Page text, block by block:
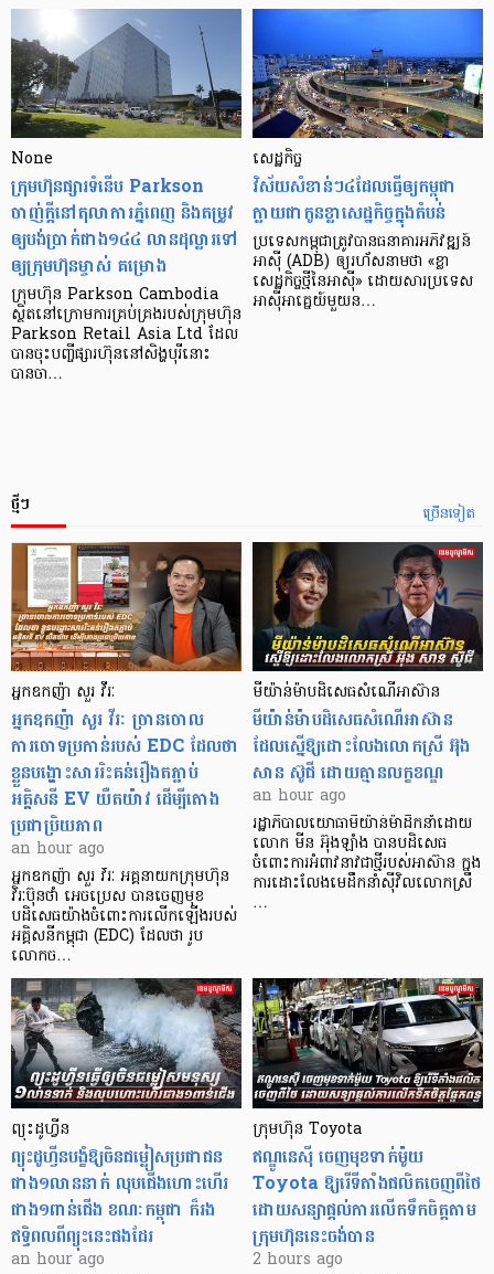
None
ក្រុមហ៊ុនផ្សារទំនើប Parkson
ចាញ់ក្ដីនៅតុលាការភ្នំពេញ និងតម្រូវ
ឲ្យបង់ប្រាក់ជាង១៤៤ លានដុល្លារទៅ
ឲ្យក្រុមហ៊ុនម្ចាស់ គម្រោង
ក្រុមហ៊ុន Parkson Cambodia
ស្ថិតនៅក្រោមការគ្រប់គ្រងរបស់ក្រុមហ៊ុន
Parkson Retail Asia Ltd ដែល
បានចុះបញ្ចីផ្សារហ៊ុននៅសិង្ហបុរីនោះ
បានចា…
សេដ្ឋកិច្ច​
វិស័យ​សំខាន់ៗ​៤​ដែល​ធ្វើ​ឲ្យ​កម្ពុជា​
ក្លាយ​ជា​កូន​ខ្លា​សេដ្ឋកិច្ច​ក្នុង​តំបន់
ប្រទេស​កម្ពុជា​ត្រូវ​បាន​ធនាគារ​អភិវឌ្ឍន៍​
អាស៊ី (ADB) ឲ្យ​រហ័ស​នាមថា «ខ្លា​
សេដ្ឋកិច្ច​ថ្មី​នៃ​អាស៊ី» ដោយសារ​ប្រទេស​
អាស៊ី​អាគ្នេយ៍​មួយ​ន…
ច្រើនទៀត
ថ្មីៗ
អ្នកឧកញ៉ា សួរ វីរៈ
អ្នកឧកញ៉ា សួរ វីរៈ​ ច្រានចោល
ការចោទប្រកាន់របស់ EDC ដែលថា
ខ្លួនបង្ហោះសាររិះគន់រឿងតភ្ជាប់
អគ្គិសនី EV យឺតយ៉ាវ ដើម្បីតោង
ប្រជាប្រិយភាព
an hour ago
អ្នកឧកញ៉ា សួរ វីរៈ អគ្គនាយកក្រុមហ៊ុន
វិរៈប៊ុនថាំ អេចប្រេស បានចេញមុខ
បដិសេធយ៉ាងចំពោះការលើកឡើងរបស់
អគ្គិសនីកម្ពុជា (EDC) ដែលថា រូប
លោកច…
មីយ៉ាន់ម៉ាបដិសេធសំណើអាស៊ាន
មីយ៉ាន់ម៉ាបដិសេធសំណើអាស៊ាន
ដែលស្នើឱ្យដោះលែងលោកស្រី អ៊ុង
សាន ស៊ូជី ដោយគ្មានលក្ខខណ្ឌ
an hour ago
រដ្ឋាភិបាលយោធាមីយ៉ាន់ម៉ាដឹកនាំដោយ
លោក មីន អ៊ុងឡាំង បានបដិសេធ
ចំពោះការអំពាវនាវជាថ្មីរបស់អាស៊ាន ក្នុង
ការដោះលែងមេដឹកនាំស៊ីវិលលោកស្រី
…
ព្យុះដូហ្វីន
ព្យុះដូហ្វីនបង្ខំឱ្យចិនជម្លៀសប្រជាជន
ជាង១លាននាក់ លុបជើងហោះហើរ
ជាង១ពាន់ជើង ខណៈកម្ពុជា ក៏រង
ឥទ្ធិពលពីព្យុះនេះផងដែរ
an hour ago
ក្រុមហ៊ុន Toyota
ឥណ្ឌូនេស៊ី ចេញមុខទាក់ម៉ូយ
Toyota ឱ្យរើទីតាំងផលិតចេញពីថៃ
ដោយសន្យាផ្តល់ការលើកទឹកចិត្តតាម
ក្រុមហ៊ុននេះចង់បាន
2 hours ago